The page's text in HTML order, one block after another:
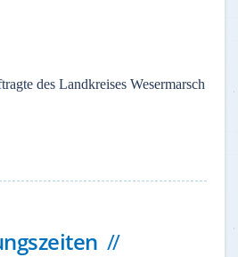
des Landkreises Wesermarsch